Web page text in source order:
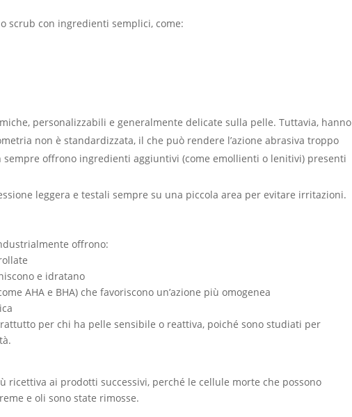
scrub con ingredienti semplici, come:
personalizzabili e generalmente delicate sulla pelle. Tuttavia, hanno
non è standardizzata, il che può rendere l’azione abrasiva troppo
sempre offrono ingredienti aggiuntivi (come emollienti o lenitivi) presenti
leggera e testali sempre su una piccola area per evitare irritazioni.
offrono:
e idratano
AHA e BHA) che favoriscono un’azione più omogenea
per chi ha pelle sensibile o reattiva, poiché sono studiati per
ricettiva ai prodotti successivi, perché le cellule morte che possono
e oli sono state rimosse.